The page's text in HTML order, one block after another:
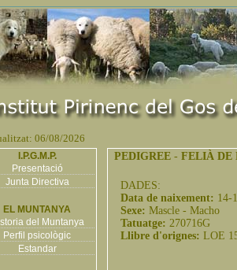
06/08/2026
I.P.G.M.P.
Presentació
Junta Directiva
EL MUNTANYA
del Muntanya
Perfil psicològic
Estandar
PEDIGREE - FELIÀ DE
DADES:
Data de naixement: 14-
Sexe: Mascle - Macho
Tatuatge: 270716G
Llibre d'orignes: LOE